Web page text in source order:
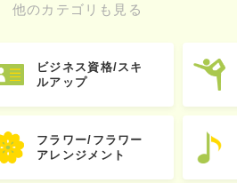
他のカテゴリも見る
ビジネス資格/スキ
ルアップ
フラワー/フラワー
アレンジメント